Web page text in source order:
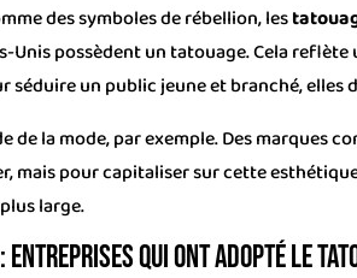
des symboles de rébellion, les
Unis possèdent un tatouage. Cela
séduire un public jeune et branché,
de la mode, par exemple. Des marques
mais pour capitaliser sur cette
large.
: entreprises qui ont adopté le